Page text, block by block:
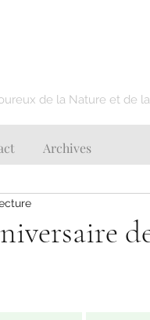
de la Nature et de
Archives